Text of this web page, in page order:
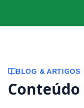
BLOG & ARTIGOS
Conteúdo